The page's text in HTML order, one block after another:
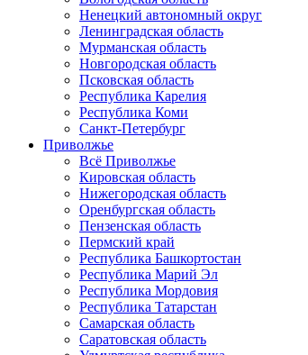
Ненецкий автономный округ
Ленинградская область
Мурманская область
Новгородская область
Псковская область
Республика Карелия
Республика Коми
Санкт-Петербург
Приволжье
Всё Приволжье
Кировская область
Нижегородская область
Оренбургская область
Пензенская область
Пермский край
Республика Башкортостан
Республика Марий Эл
Республика Мордовия
Республика Татарстан
Самарская область
Саратовская область